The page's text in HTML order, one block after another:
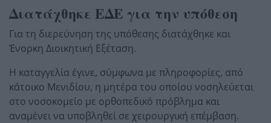
Διατάχθηκε ΕΔΕ για την υπόθεση
Για τη διερεύνηση της υπόθεσης διατάχθηκε και
Ένορκη Διοικητική Εξέταση.
Η καταγγελία έγινε, σύμφωνα με πληροφορίες, από
κάτοικο Μενιδίου, η μητέρα του οποίου νοσηλεύεται
στο νοσοκομείο με ορθοπεδικό πρόβλημα και
αναμένει να υποβληθεί σε χειρουργική επέμβαση.